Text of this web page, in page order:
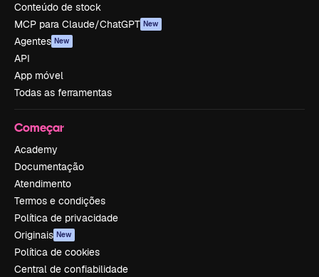
Conteúdo de stock
MCP para Claude/ChatGPT New
Agentes New
API
App móvel
Todas as ferramentas
Começar
Academy
Documentação
Atendimento
Termos e condições
Política de privacidade
Originais New
Política de cookies
Central de confiabilidade